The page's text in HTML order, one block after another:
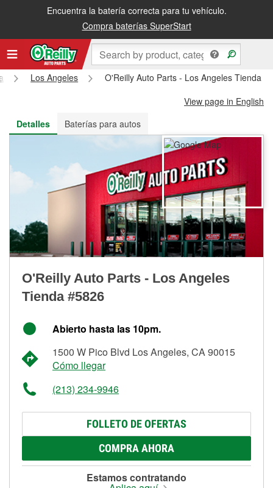
Encuentra la batería correcta para tu vehículo.
Compra baterías SuperStart
Recibe tu orden gratis al día siguiente o recógela en la tienda
Los Angeles
O'Reilly Auto Parts - Los Angeles Tienda
View page in English
Detalles
Baterías para autos
O'Reilly Auto Parts - Los Angeles
Tienda #5826
Abierto hasta las 10pm.
1500 W Pico Blvd Los Angeles, CA 90015
Cómo llegar
(213) 234-9946
FOLLETO DE OFERTAS
COMPRA AHORA
Estamos contratando